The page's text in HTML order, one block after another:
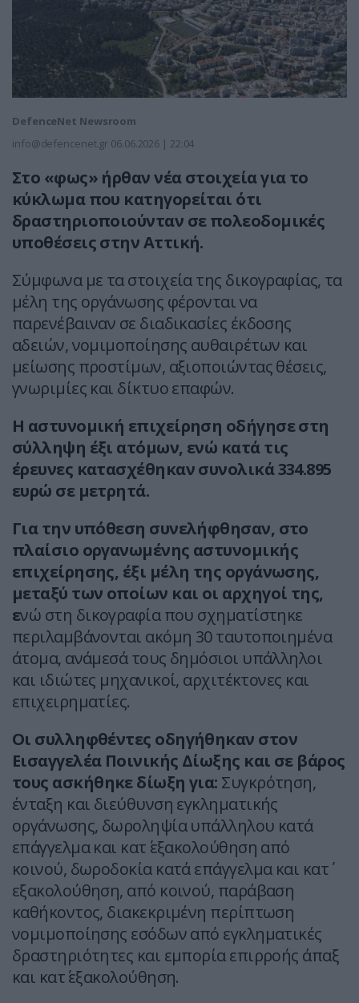
DefenceNet Newsroom
info@defencenet.gr 06.06.2026 | 22:04
Στο «φως» ήρθαν νέα στοιχεία για το
κύκλωμα που κατηγορείται ότι
δραστηριοποιούνταν σε πολεοδομικές
υποθέσεις στην Αττική.
Σύμφωνα με τα στοιχεία της δικογραφίας, τα
μέλη της οργάνωσης φέρονται να
παρενέβαιναν σε διαδικασίες έκδοσης
αδειών, νομιμοποίησης αυθαιρέτων και
μείωσης προστίμων, αξιοποιώντας θέσεις,
γνωριμίες και δίκτυο επαφών.
Η αστυνομική επιχείρηση οδήγησε στη
σύλληψη έξι ατόμων, ενώ κατά τις
έρευνες κατασχέθηκαν συνολικά 334.895
ευρώ σε μετρητά.
Για την υπόθεση συνελήφθησαν, στο
πλαίσιο οργανωμένης αστυνομικής
επιχείρησης, έξι μέλη της οργάνωσης,
μεταξύ των οποίων και οι αρχηγοί της,
ενώ στη δικογραφία που σχηματίστηκε
περιλαμβάνονται ακόμη 30 ταυτοποιημένα
άτομα, ανάμεσά τους δημόσιοι υπάλληλοι
και ιδιώτες μηχανικοί, αρχιτέκτονες και
επιχειρηματίες.
Οι συλληφθέντες οδηγήθηκαν στον
Εισαγγελέα Ποινικής Δίωξης και σε βάρος
τους ασκήθηκε δίωξη για: Συγκρότηση,
ένταξη και διεύθυνση εγκληματικής
οργάνωσης, δωροληψία υπάλληλου κατά
επάγγελμα και κατ΄ εξακολούθηση από
κοινού, δωροδοκία κατά επάγγελμα και κατ΄
εξακολούθηση, από κοινού, παράβαση
καθήκοντος, διακεκριμένη περίπτωση
νομιμοποίησης εσόδων από εγκληματικές
δραστηριότητες και εμπορία επιρροής άπαξ
και κατ΄ εξακολούθηση.